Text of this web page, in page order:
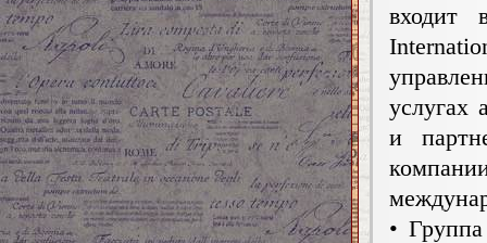
входит
услугах
и
•